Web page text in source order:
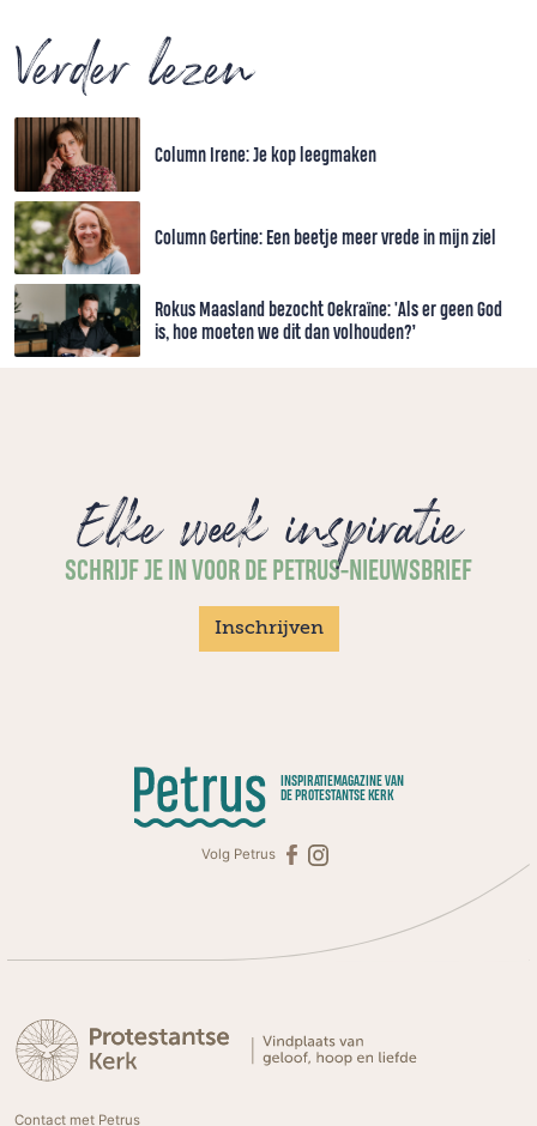
Verder lezen
Column Irene: Je kop leegmaken
Column Gertine: Een beetje meer vrede in mijn ziel
Rokus Maasland bezocht Oekraïne: 'Als er geen God
is, hoe moeten we dit dan volhouden?’
Elke week inspiratie
SCHRIJF JE IN VOOR DE PETRUS-NIEUWSBRIEF
Inschrijven
INSPIRATIEMAGAZINE VAN
DE PROTESTANTSE KERK
Volg Petrus
Contact met Petrus